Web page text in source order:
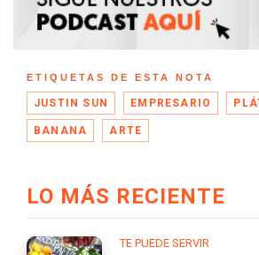
ETIQUETAS DE ESTA NOTA
JUSTIN SUN EMPRESARIO
BANANA ARTE
LO MÁS RECIENTE
TE PUEDE SERVIR